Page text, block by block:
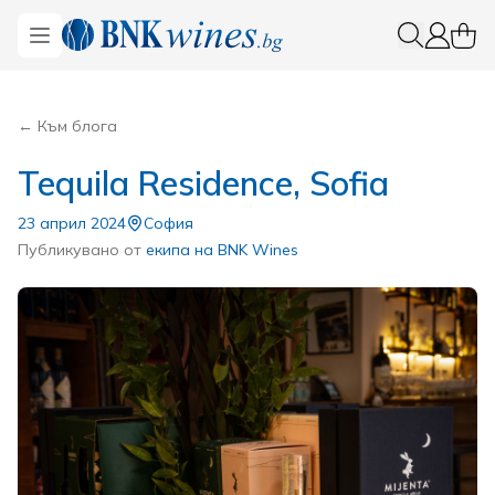
Open menu
BNKWines.bg
0
← Към блога
Tequila Residence, Sofia
23 април 2024
София
Публикувано от екипа на BNK Wines